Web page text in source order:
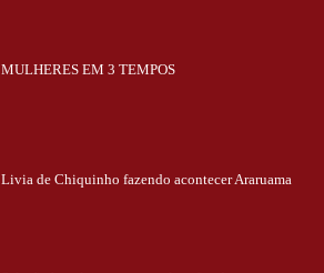
MULHERES EM 3 TEMPOS
Livia de Chiquinho fazendo acontecer Araruama